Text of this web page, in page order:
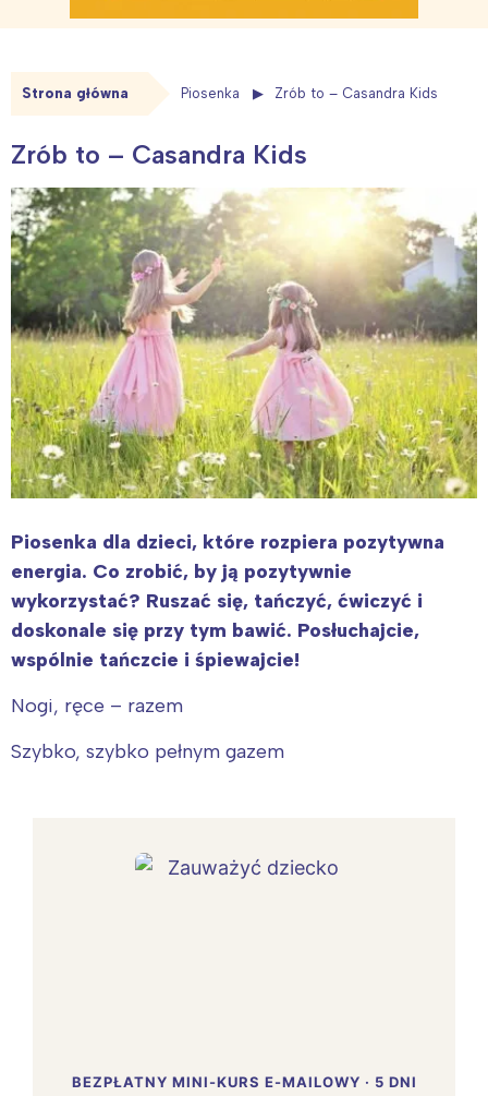
Strona główna Piosenka Zrób to – Casandra Kids
Zrób to – Casandra Kids
Piosenka dla dzieci, które rozpiera pozytywna
energia. Co zrobić, by ją pozytywnie
wykorzystać? Ruszać się, tańczyć, ćwiczyć i
doskonale się przy tym bawić. Posłuchajcie,
wspólnie tańczcie i śpiewajcie!
Nogi, ręce – razem
Szybko, szybko pełnym gazem
BEZPŁATNY MINI-KURS E-MAILOWY · 5 DNI